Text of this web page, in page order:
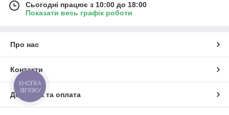
Сьогодні працює з 10:00 до 18:00
Показати весь графік роботи
Про нас
Контакти
Доставка та оплата
КНОПКА
ЗВ'ЯЗКУ